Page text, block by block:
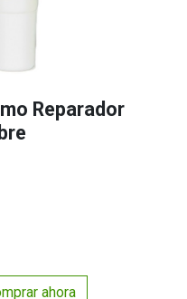
Reparador
ahora